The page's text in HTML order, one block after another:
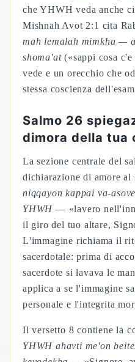
che YHWH veda anche
Mishnah Avot 2:1 cita
mah lemalah mimkha —
shoma'at(«sappi cosa
vede e un orecchio che
stessa coscienza
Salmo 26
dimora della tua
La sezione centrale del
dichiarazione di amore al
niqqayon kappai va-
YHWH — «lavero
il giro del tuo altare,
L'immagine richiama il
sacerdotale: prima di
sacerdote si lavava le
applica a se l'immagine
personale e l'integrita
Il versetto 8 contiene la
YHWH ahavti me'on